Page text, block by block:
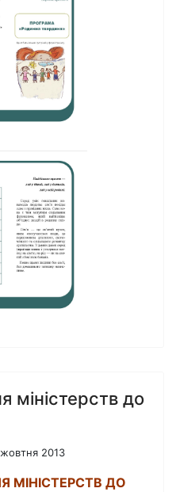
міністерств до
2013
МІНІСТЕРСТВ ДО